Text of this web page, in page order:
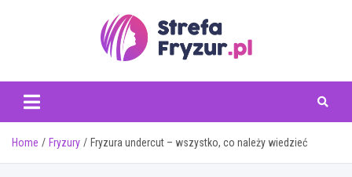
www.strefafryzur.pl
Home Fryzury Fryzura undercut – wszystko, co należy wiedzieć